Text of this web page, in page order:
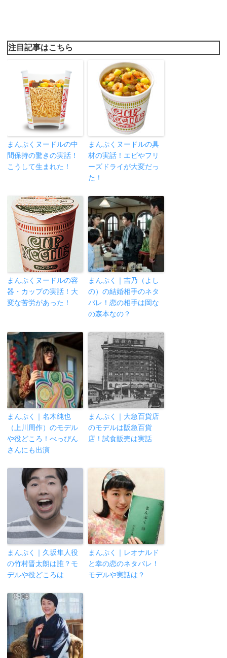
注目記事はこちら
まんぷくヌードルの中
間保持の驚きの実話！
こうして生まれた！
まんぷくヌードルの具
材の実話！エビやフリ
ーズドライが大変だっ
た！
まんぷくヌードルの容
器・カップの実話！大
変な苦労があった！
まんぷく｜吉乃（よし
の）の結婚相手のネタ
バレ！恋の相手は岡な
の森本なの？
まんぷく｜名木純也
（上川周作）のモデル
や役どころ！べっぴん
さんにも出演
まんぷく｜大急百貨店
のモデルは阪急百貨
店！試食販売は実話
まんぷく｜久坂隼人役
の竹村晋太朗は誰？モ
デルや役どころは
まんぷく｜レオナルド
と幸の恋のネタバレ！
モデルや実話は？